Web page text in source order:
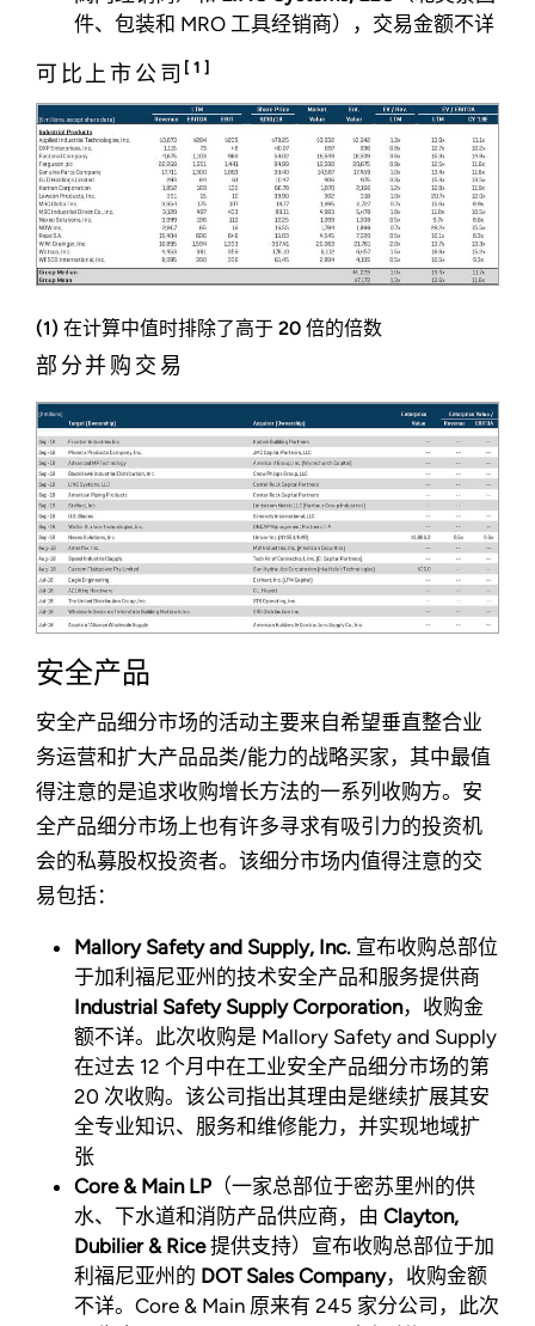
件、包装和 MRO 工具经销商），交易金额不详
可比上市公司 [1]
(1) 在计算中值时排除了高于 20 倍的倍数
部分并购交易
安全产品
安全产品细分市场的活动主要来自希望垂直整合业
务运营和扩大产品品类/能力的战略买家，其中最值
得注意的是追求收购增长方法的一系列收购方。安
全产品细分市场上也有许多寻求有吸引力的投资机
会的私募股权投资者。该细分市场内值得注意的交
易包括：
Mallory Safety and Supply, Inc. 宣布收购总部位
于加利福尼亚州的技术安全产品和服务提供商
Industrial Safety Supply Corporation，收购金
额不详。此次收购是 Mallory Safety and Supply
在过去 12 个月中在工业安全产品细分市场的第
20 次收购。该公司指出其理由是继续扩展其安
全专业知识、服务和维修能力，并实现地域扩
张
Core & Main LP （一家总部位于密苏里州的供
水、下水道和消防产品供应商，由 Clayton,
Dubilier & Rice提供支持）宣布收购总部位于加
利福尼亚州的 DOT Sales Company，收购金额
不详。Core & Main 原来有 245 家分公司，此次